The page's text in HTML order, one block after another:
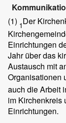
(1) 1Der
Einrichtungen
Jahr über das
Austausch mit
Organisationen
auch die Arbeit
im Kirchenkreis
Einrichtungen.